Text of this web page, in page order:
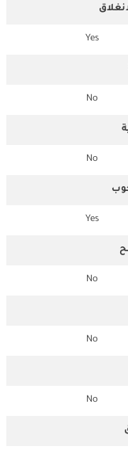
Yes
No
No
Yes
No
No
No